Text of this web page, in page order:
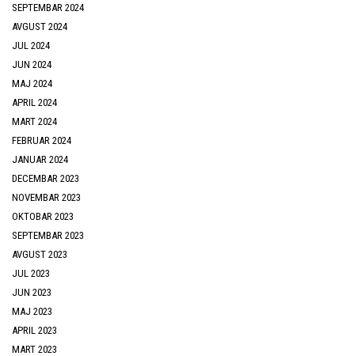
SEPTEMBAR 2024
AVGUST 2024
JUL 2024
JUN 2024
MAJ 2024
APRIL 2024
MART 2024
FEBRUAR 2024
JANUAR 2024
DECEMBAR 2023
NOVEMBAR 2023
OKTOBAR 2023
SEPTEMBAR 2023
AVGUST 2023
JUL 2023
JUN 2023
MAJ 2023
APRIL 2023
MART 2023